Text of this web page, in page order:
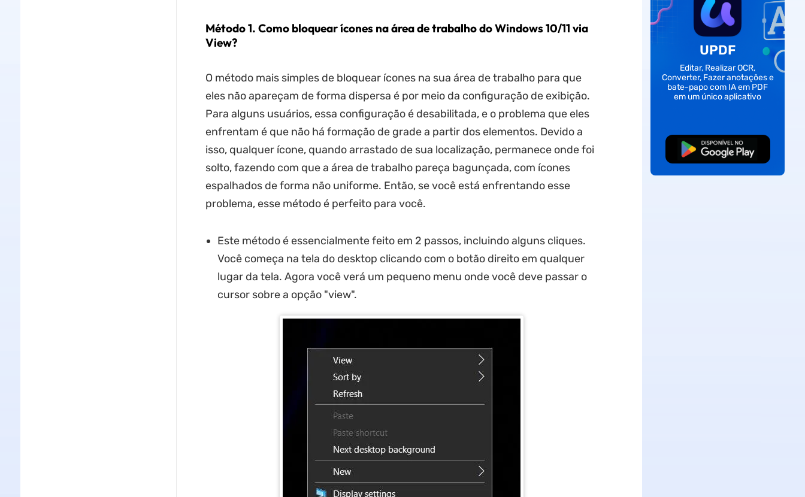
Método 1. Como bloquear ícones na área de trabalho do Windows 10/11 via
View?
O método mais simples de bloquear ícones na sua área de trabalho para que
eles não apareçam de forma dispersa é por meio da configuração de exibição.
Para alguns usuários, essa configuração é desabilitada, e o problema que eles
enfrentam é que não há formação de grade a partir dos elementos. Devido a
isso, qualquer ícone, quando arrastado de sua localização, permanece onde foi
solto, fazendo com que a área de trabalho pareça bagunçada, com ícones
espalhados de forma não uniforme. Então, se você está enfrentando esse
problema, esse método é perfeito para você.
Este método é essencialmente feito em 2 passos, incluindo alguns cliques.
Você começa na tela do desktop clicando com o botão direito em qualquer
lugar da tela. Agora você verá um pequeno menu onde você deve passar o
cursor sobre a opção "view".
UPDF
Editar, Realizar OCR,
Converter, Fazer anotações e
bate-papo com IA em PDF
em um único aplicativo
Baixar Grátis